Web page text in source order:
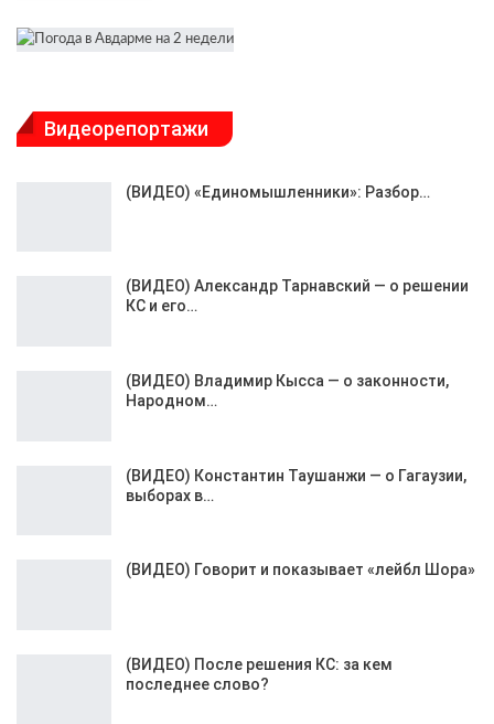
Видеорепортажи
(ВИДЕО) «Единомышленники»: Разбор…
(ВИДЕО) Александр Тарнавский — о решении
КС и его…
(ВИДЕО) Владимир Кысса — о законности,
Народном…
(ВИДЕО) Константин Таушанжи — о Гагаузии,
выборах в…
(ВИДЕО) Говорит и показывает «лейбл Шора»
(ВИДЕО) После решения КС: за кем
последнее слово?